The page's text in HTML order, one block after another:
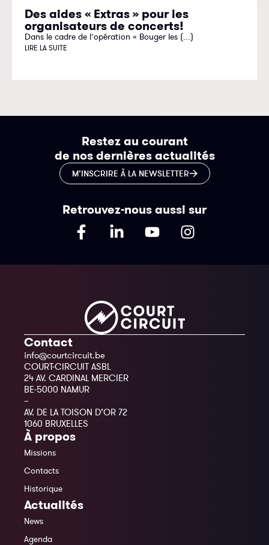
Des aides « Extras » pour les
organisateurs de concerts!
Dans le cadre de l’opération « Bouger les (...)
LIRE LA SUITE
Restez au courant
de nos dernières actualités
M’INSCRIRE À LA NEWSLETTER
Retrouvez-nous aussi sur
Contact
info@courtcircuit.be
COURT-CIRCUIT ASBL
24 AV. CARDINAL MERCIER
BE-5000 NAMUR
–
AV. DE LA TOISON D’OR 72
1060 BRUXELLES
À propos
Missions
Contacts
Historique
Actualités
News
Agenda